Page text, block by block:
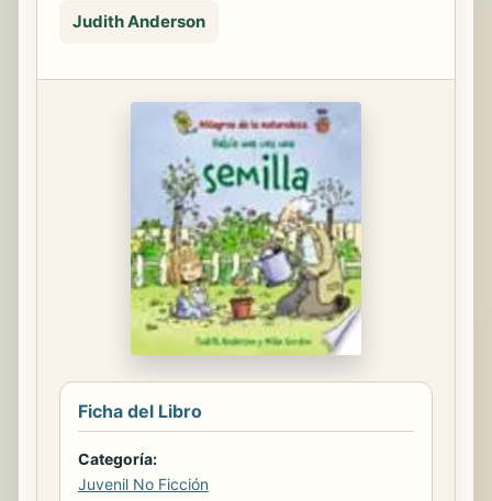
Judith Anderson
Ficha del Libro
Categoría:
Juvenil No Ficción